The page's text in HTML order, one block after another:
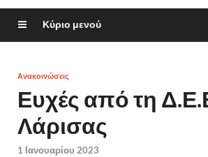
Κύριο μενού
Ανακοινώσεις
Ευχές από τη
Λάρισας
1 Ιανουαρίου 2023